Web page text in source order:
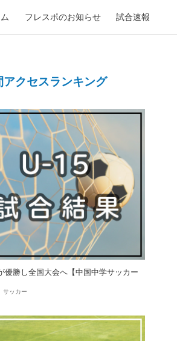
フレスポのお知らせ 試合速報
アクセスランキング
優勝し全国大会へ【中国中学サッカー
サッカー